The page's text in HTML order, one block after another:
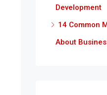
Development
14 Common
About